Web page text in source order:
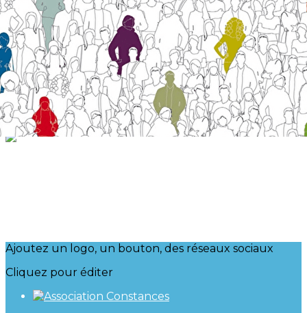
Exporter les lignes sélectionnées
Exporter toutes les colonnes
Exporter uniquement les colonnes affichées
Menu
?>
Images de la page d'accueil
Cliquez pour éditer
Ajoutez un logo, un bouton, des réseaux sociaux
Cliquez pour éditer